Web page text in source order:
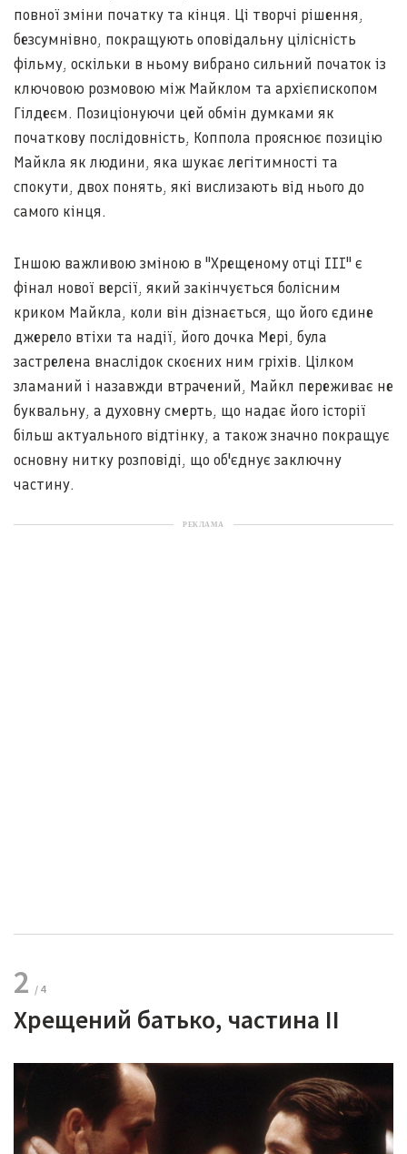
повної зміни початку та кінця. Ці творчі рішення,
безсумнівно, покращують оповідальну цілісність
фільму, оскільки в ньому вибрано сильний початок із
ключовою розмовою між Майклом та архієпископом
Гілдеєм. Позиціонуючи цей обмін думками як
початкову послідовність, Коппола прояснює позицію
Майкла як людини, яка шукає легітимності та
спокути, двох понять, які вислизають від нього до
самого кінця.
Іншою важливою зміною в "Хрещеному отці III" є
фінал нової версії, який закінчується болісним
криком Майкла, коли він дізнається, що його єдине
джерело втіхи та надії, його дочка Мері, була
застрелена внаслідок скоєних ним гріхів. Цілком
зламаний і назавжди втрачений, Майкл переживає не
буквальну, а духовну смерть, що надає його історії
більш актуального відтінку, а також значно покращує
основну нитку розповіді, що об'єднує заключну
частину.
РЕКЛАМА
2
Хрещений батько, частина II